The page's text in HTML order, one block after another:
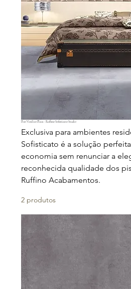
Piso Vinílico Placa - Ruffino Sofisticato Studio
Exclusiva para ambientes
Sofisticato é a solução
economia sem renunciar a
reconhecida qualidade dos
Ruffino Acabamentos.
2 produtos